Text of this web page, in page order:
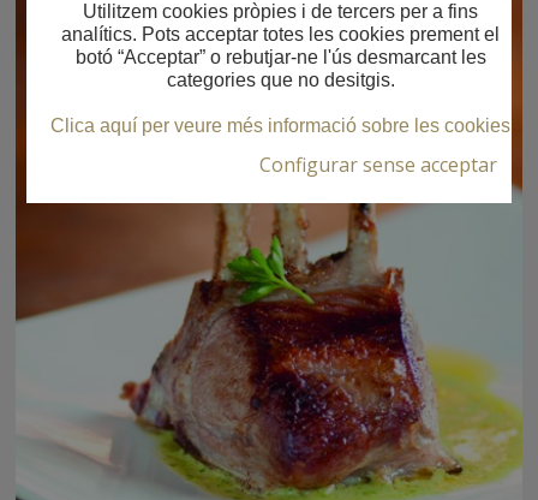
Utilitzem cookies pròpies i de tercers per a fins
analítics. Pots acceptar totes les cookies prement el
botó “Acceptar” o rebutjar-ne l'ús desmarcant les
categories que no desitgis.
Clica aquí per veure més informació sobre les cookies
Configurar sense acceptar